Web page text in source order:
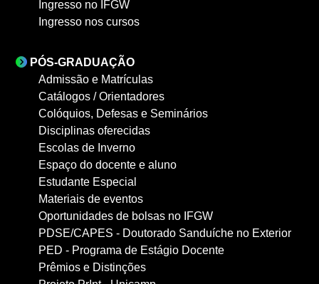
Ingresso no IFGW
Ingresso nos cursos
PÓS-GRADUAÇÃO
Admissão e Matrículas
Catálogos / Orientadores
Colóquios, Defesas e Seminários
Disciplinas oferecidas
Escolas de Inverno
Espaço do docente e aluno
Estudante Especial
Materiais de eventos
Oportunidades de bolsas no IFGW
PDSE/CAPES - Doutorado Sanduíche no Exterior
PED - Programa de Estágio Docente
Prêmios e Distinções